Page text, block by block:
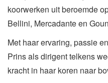
koorwerken uit beroemde
Bellini, Mercadante en
Met haar ervaring, passie
Prins als dirigent telkens
kracht in haar koren naar